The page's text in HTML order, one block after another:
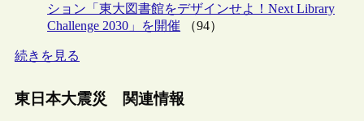
ション「東大図書館をデザインせよ！Next Library
Challenge 2030」を開催 （94）
続きを見る
東日本大震災 関連情報